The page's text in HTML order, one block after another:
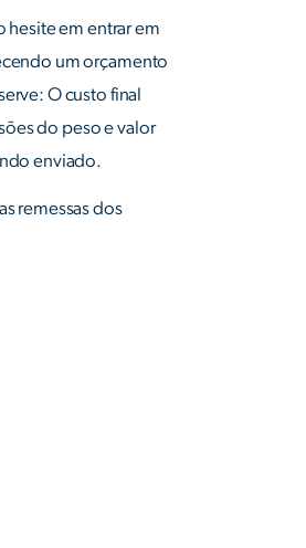
hesite em entrar em
um orçamento
O custo final
do peso e valor
enviado.
remessas dos